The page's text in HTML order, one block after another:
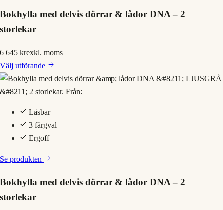
Bokhylla med delvis dörrar & lådor DNA – 2
storlekar
6 645 krexkl. moms
Välj utförande
Låsbar
3 färgval
Ergoff
Se produkten
Bokhylla med delvis dörrar & lådor DNA – 2
storlekar